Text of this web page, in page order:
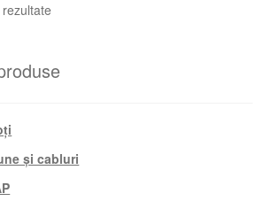
Sortat
mai
și cabluri